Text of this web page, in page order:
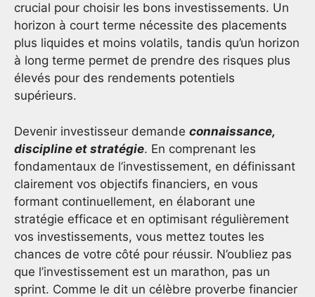
crucial pour choisir les bons investissements. Un
horizon à court terme nécessite des placements
plus liquides et moins volatils, tandis qu’un horizon
à long terme permet de prendre des risques plus
élevés pour des rendements potentiels
supérieurs.
Devenir investisseur demande connaissance,
discipline et stratégie. En comprenant les
fondamentaux de l’investissement, en définissant
clairement vos objectifs financiers, en vous
formant continuellement, en élaborant une
stratégie efficace et en optimisant régulièrement
vos investissements, vous mettez toutes les
chances de votre côté pour réussir. N’oubliez pas
que l’investissement est un marathon, pas un
sprint. Comme le dit un célèbre proverbe financier